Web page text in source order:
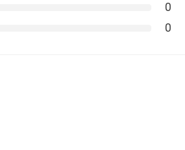
0
0